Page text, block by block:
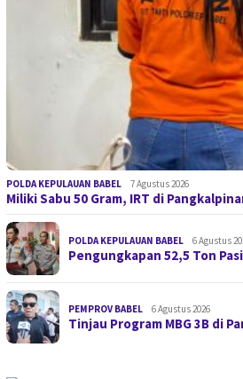
POLDA KEPULAUAN BABEL 7 Agustus 2026
Miliki Sabu 50 Gram, IRT di
POLDA KEPULAUAN BABEL 6 Agustus
Pengungkapan 52,5 Ton
PEMPROV BABEL 6 Agustus 2026
Tinjau Program MBG 3B di